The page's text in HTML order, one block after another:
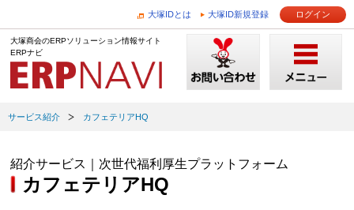
大塚IDとは 大塚ID新規登録 ログイン
大塚商会のERPソリューション情報サイト
ERPナビ
サービス紹介 カフェテリアHQ
紹介サービス｜次世代福利厚生プラットフォーム
カフェテリアHQ